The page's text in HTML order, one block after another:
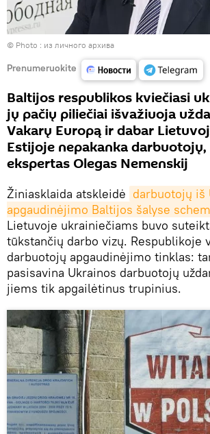
© Photo : из личного архива
Prenumeruokite
Baltijos respublikos kviečiasi
jų pačių piliečiai išvažiuoja
Vakarų Europą ir dabar
Estijoje nepakanka
ekspertas Olegas Nemenskij
Žiniasklaida atskleidė darbuotojų iš
apgaudinėjimo Baltijos šalyse
Lietuvoje ukrainiečiams buvo
tūkstančių darbo vizų. Respublikoje
darbuotojų apgaudinėjimo tinklas:
pasisavina Ukrainos darbuotojų
jiems tik apgailėtinus trupinius.